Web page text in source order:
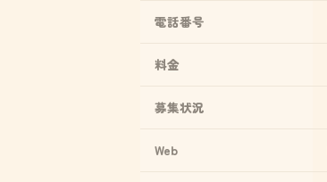
電話番号
料金
募集状況
Web